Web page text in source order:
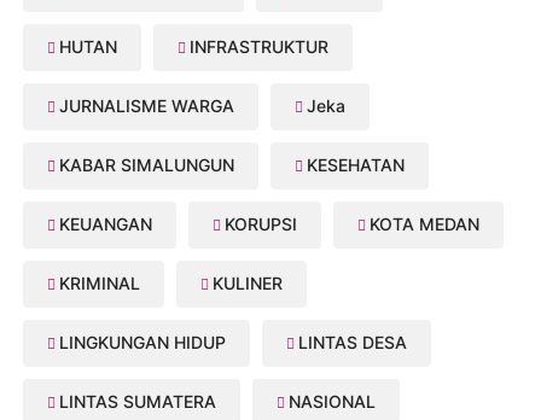
HUTAN INFRASTRUKTUR
JURNALISME WARGA Jeka
KABAR SIMALUNGUN KESEHATAN
KEUANGAN KORUPSI KOTA MEDAN
KRIMINAL KULINER
LINGKUNGAN HIDUP LINTAS DESA
LINTAS SUMATERA NASIONAL